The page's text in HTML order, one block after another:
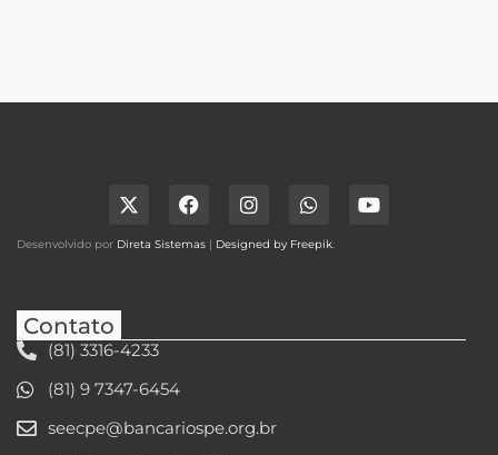
Desenvolvido por Direta Sistemas | Designed by Freepik.
Contato
(81) 3316-4233
(81) 9 7347-6454
seecpe@bancariospe.org.br